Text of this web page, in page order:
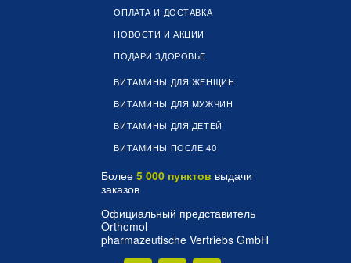
ОПЛАТА И ДОСТАВКА
НОВОСТИ И АКЦИИ
ПОДАРИ ЗДОРОВЬЕ
ВИТАМИНЫ ДЛЯ ЖЕНЩИН
ВИТАМИНЫ ДЛЯ МУЖЧИН
ВИТАМИНЫ ДЛЯ ДЕТЕЙ
ВИТАМИНЫ ПОСЛЕ 40
Более 5 000 пунктов выдачи
заказов
Официальный представитель
Orthomol
pharmazeutische Vertriebs GmbH